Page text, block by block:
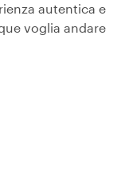
autentica e
voglia andare